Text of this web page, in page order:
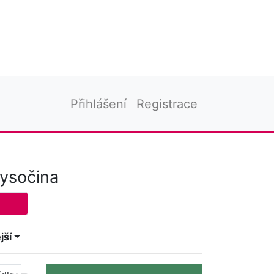
Přihlášení Registrace